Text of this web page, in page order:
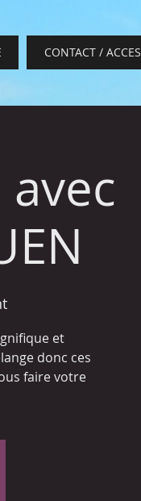
CONTACT / ACCES
et
donc ces
faire votre